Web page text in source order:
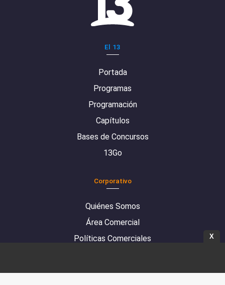
El 13
Portada
Programas
Programación
Capítulos
Bases de Concursos
13Go
Corporativo
Quiénes Somos
Área Comercial
Políticas Comerciales
X